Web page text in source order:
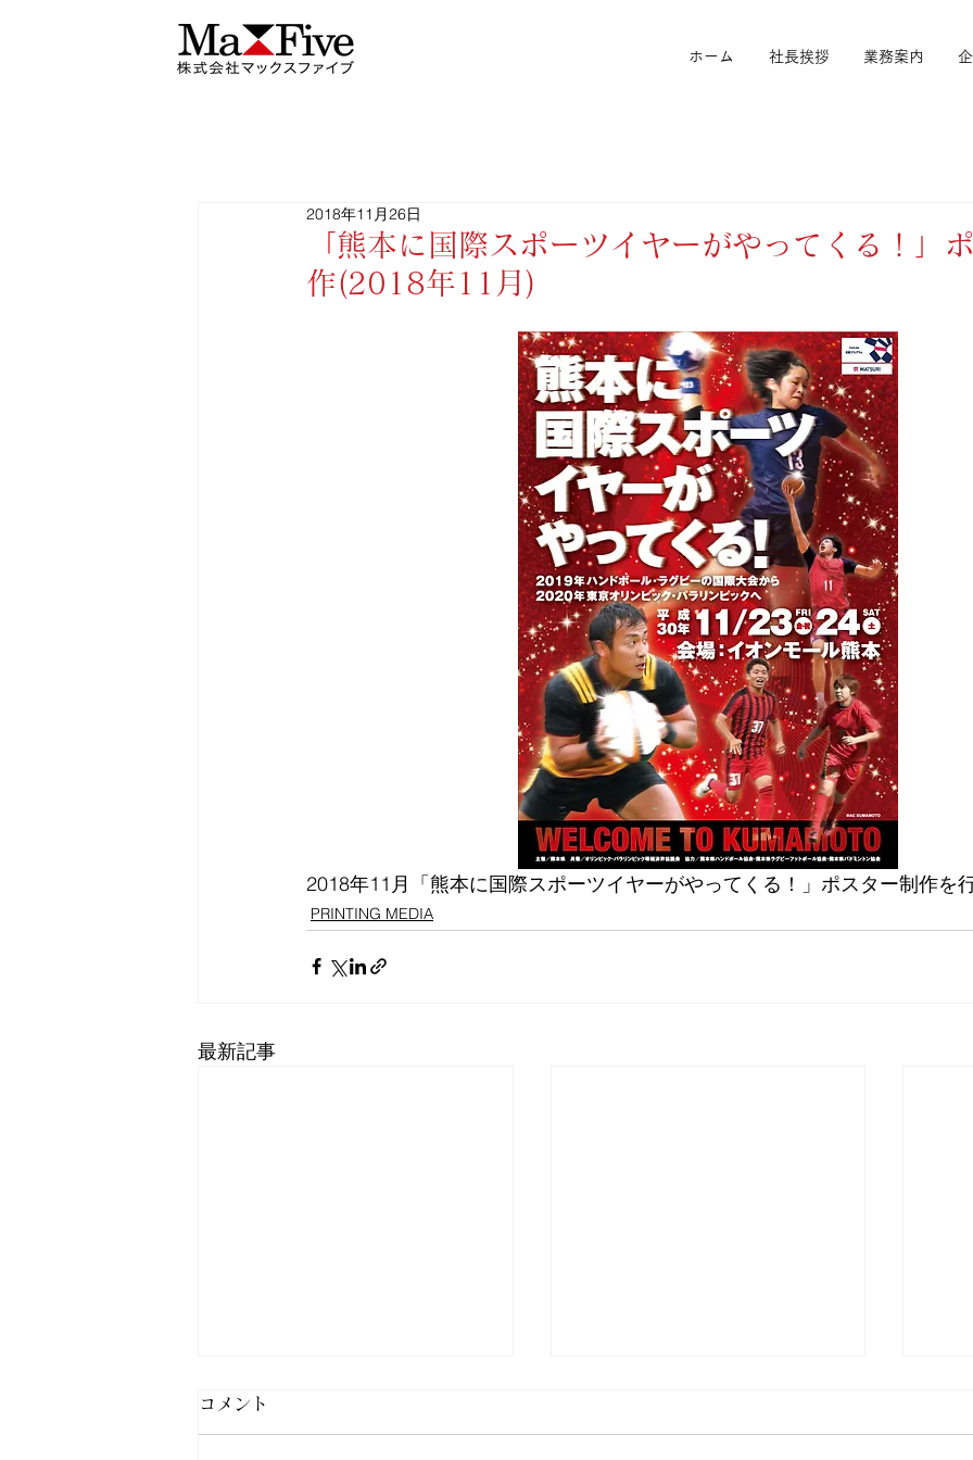
ホーム 社長挨拶 業務案内
「熊本に国際スポーツイヤーがやってくる！」
作(2018年11月)
2018年11月26日
2018年11月「熊本に国際スポーツイヤーがやってくる！」ポスター制作を行
PRINTING MEDIA
最新記事
コメント